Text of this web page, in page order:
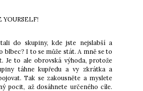
YOURSELF!
do skupiny, kde jste nejslabší a
blbec? I to se může stát. A mně se to
Je to ale obrovská výhoda, protože
táhne kupředu a vy zkrátka a
Tak se zakousněte a myslete
pocit, až dosáhnete určeného cíle.